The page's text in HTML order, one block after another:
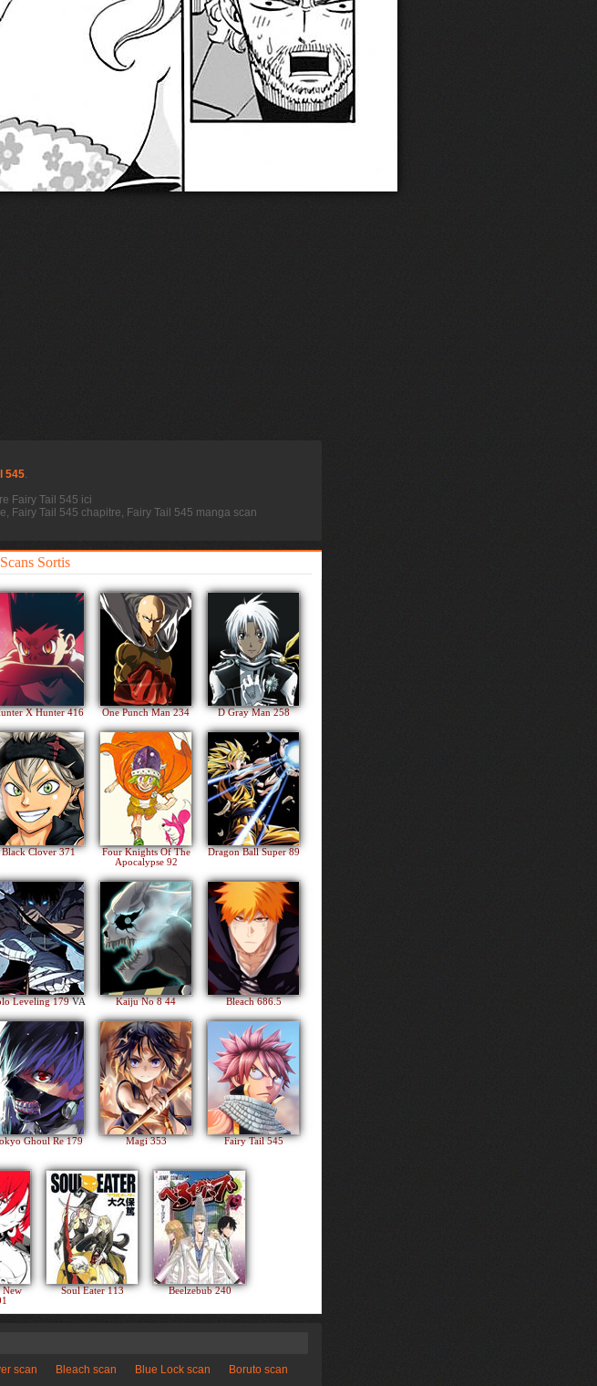
545.
Fairy Tail 545 ici
Fairy Tail 545 chapitre, Fairy Tail 545 manga scan
Sortis
X Hunter 416 One Punch Man 234 D Gray Man 258
Black Clover 371
Four Knights Of The
Apocalypse 92
Dragon Ball Super 89
Leveling 179VA Kaiju No 8 44 Bleach 686.5
Ghoul Re 179 Magi 353 Fairy Tail 545
New
Soul Eater 113 Beelzebub 240
scan Bleach scan Blue Lock scan
Boruto scan